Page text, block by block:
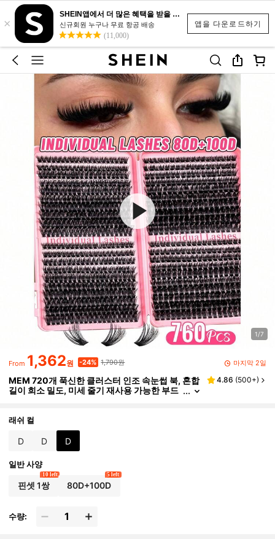
앱을 다운로드하기
×
SHEIN앱에서 더 많은 혜택을 받을 수 있어요.
신규회원 누구나 무료 항공 배송
(11,000)
1/7
From 1,362원 -24% 1,790원 마지막 2일
MEM 720개 푹신한 클러스터 인조 속눈썹 북, 혼합
길이 희소 밀도, 미세 줄기 재사용 가능한 부드
어머니날에 완벽
4.86 (500+)
래쉬 컬
D D D
일반 사양
핀셋 1쌍
10 left
80D+100D
5 left
수량: